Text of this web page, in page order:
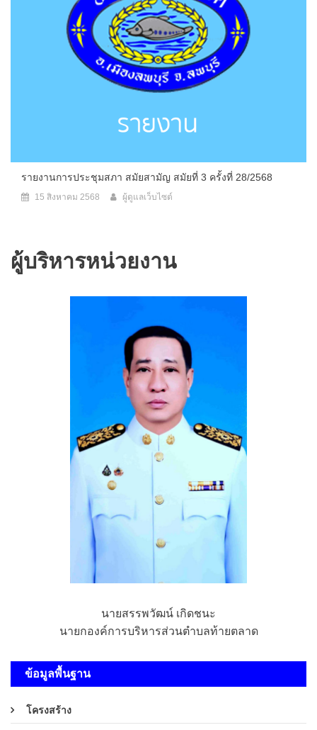
รายงานการประชุมสภา สมัยสามัญ สมัยที่ 3 ครั้งที่ 28/2568
15 สิงหาคม 2568 ผู้ดูแลเว็บไซต์
ผู้บริหารหน่วยงาน
นายสรรพวัฒน์ เกิดชนะ
นายกองค์การบริหารส่วนตำบลท้ายตลาด
ข้อมูลพื้นฐาน
โครงสร้าง